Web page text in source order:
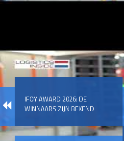
IFOY AWARD 2026: DE
WINNAARS ZIJN BEKEND